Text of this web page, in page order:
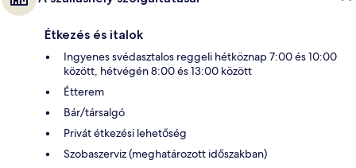
Étkezés és italok
Ingyenes svédasztalos reggeli hétköznap 7:00 és 10:00
között, hétvégén 8:00 és 13:00 között
Étterem
Bár/társalgó
Privát étkezési lehetőség
Szobaszerviz (meghatározott időszakban)